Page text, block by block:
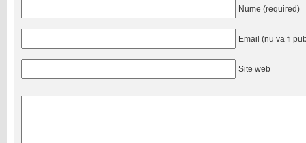
Nume (required)
Email (nu va fi
Site web